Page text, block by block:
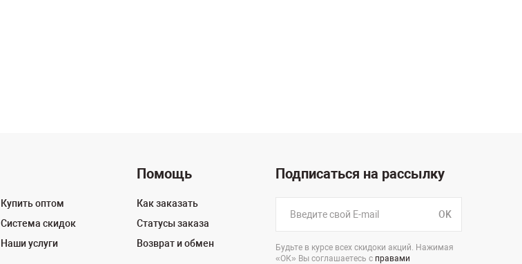
Купить оптом
Система скидок
Наши услуги
Помощь
Как заказать
Статусы заказа
Возврат и обмен
Подписаться на рассылку
OK
Будьте в курсе всех скидоки акций. Нажимая
«ОК» Вы соглашаетесь с правами